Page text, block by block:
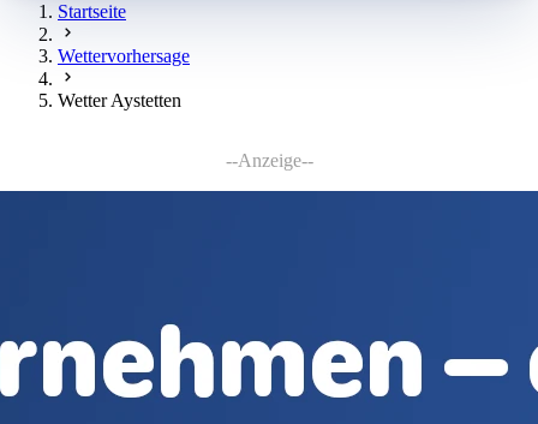
Startseite
Wettervorhersage
Wetter Aystetten
--Anzeige--